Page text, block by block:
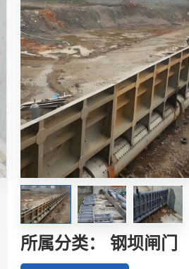
所属分类：钢坝闸门